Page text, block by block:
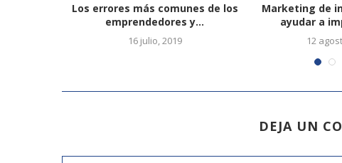
Los errores más comunes de los
emprendedores y...
16 julio, 2019
Marketing de
ayudar a
12
DEJA UN